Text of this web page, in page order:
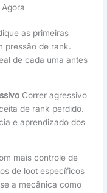
as primeiras
pressão de rank.
de cada uma antes
Correr agressivo
de rank perdido.
e aprendizado dos
mais controle de
de loot específicos
a mecânica como